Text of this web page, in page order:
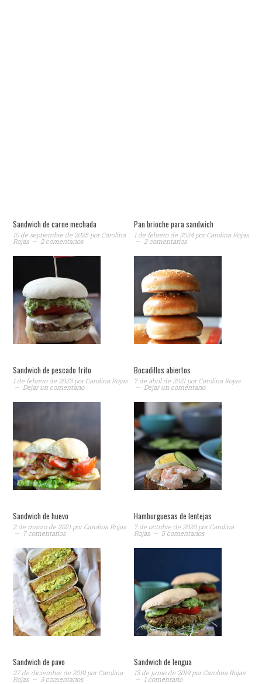
Sandwich de carne mechada
10 de septiembre de 2025porCarolina
Rojas 2 comentarios
Pan brioche para sandwich
1 de febrero de 2024porCarolina Rojas
2 comentarios
Sandwich de pescado frito
1 de febrero de 2023porCarolina Rojas
Dejar un comentario
Bocadillos abiertos
7 de abril de 2021porCarolina Rojas
Dejar un comentario
Sandwich de huevo
2 de marzo de 2021porCarolina Rojas
7 comentarios
Hamburguesas de lentejas
7 de octubre de 2020porCarolina
Rojas 5 comentarios
Sandwich de pavo
27 de diciembre de 2019porCarolina
Rojas 3 comentarios
Sandwich de lengua
13 de junio de 2019porCarolina Rojas
1 comentario